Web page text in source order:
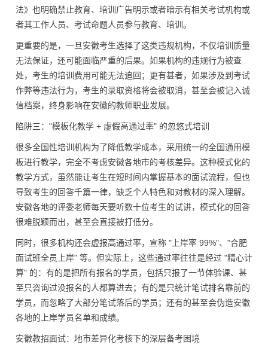
法》也明确禁止教育、培训广告明示或者暗示有相关考试机构或
者其工作人员、考试命题人员参与教育、培训。
更重要的是，一旦安徽考生选择了这类违规机构，不仅培训质量
无法保证，还可能面临严重的后果。如果机构的违规行为被查
处，考生的培训费用可能无法追回；更有甚者，如果涉及到考试
作弊等违法行为，考生的录取资格将会被取消，甚至会被记入诚
信档案，终身影响在安徽的教师职业发展。
陷阱三： "模板化教学 + 虚假高通过率" 的忽悠式培训
很多全国性培训机构为了降低教学成本，采用统一的全国通用模
板进行教学，完全不考虑安徽各地市的考核差异。这种模式化的
教学方式，虽然能让考生在短时间内掌握基本的面试流程，但也
导致考生的回答千篇一律，缺乏个人特色和对教材的深入理解。
安徽各地的评委老师每天要听数十位考生的试讲，模式化的回答
很难脱颖而出，甚至会直接被打低分。
同时，很多机构还会虚报高通过率，宣称 "上岸率 99%"、"合肥
面试班全员上岸" 等。但实际上，这些通过率往往是经过 "精心计
算" 的：有的是把所有报名的学员，包括只报了一节体验课、甚
至只咨询过没报名的人都算进去；有的是只统计笔试排名靠前的
学员，而忽略了大部分笔试落后的学员；还有的甚至会伪造安徽
各地的上岸学员名单和成绩。
安徽教招面试：地市差异化考核下的深层备考困境